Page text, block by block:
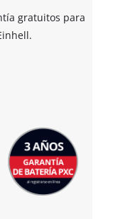
gratuitos para